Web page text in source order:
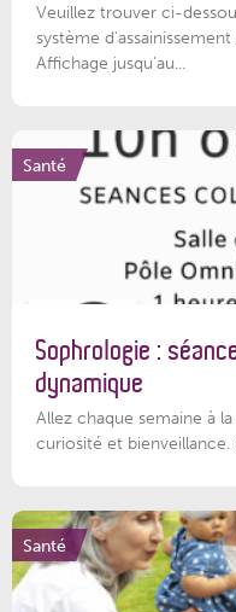
Veuillez trouver ci-
système
Affichage jusqu'au...
Santé
Sophrologie :
dynamique
Allez chaque semaine à
curiosité et bienveillance.
Santé